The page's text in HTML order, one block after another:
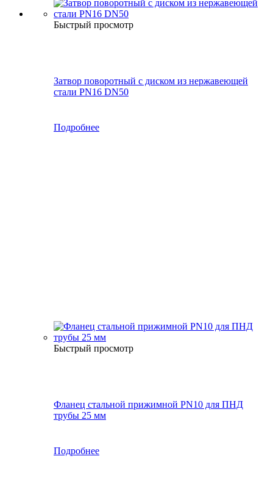
Быстрый просмотр
Затвор поворотный с диском из нержавеющей
стали PN16 DN50
Подробнее
Быстрый просмотр
Фланец стальной прижимной PN10 для ПНД
трубы 25 мм
Подробнее